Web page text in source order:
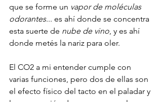
que se forme un vapor de moléculas
odorantes... es ahí donde se concentra
esta suerte de nube de vino, y es ahí
donde metés la nariz para oler.
El CO2 a mi entender cumple con
varias funciones, pero dos de ellas son
el efecto físico del tacto en el paladar y